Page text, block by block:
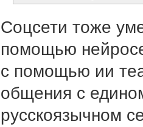
Соцсети тоже
помощью
с помощью ии
общения с
русскоязычном